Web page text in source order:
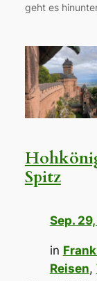
geht es
Spitz
Sep.
in
Reisen,